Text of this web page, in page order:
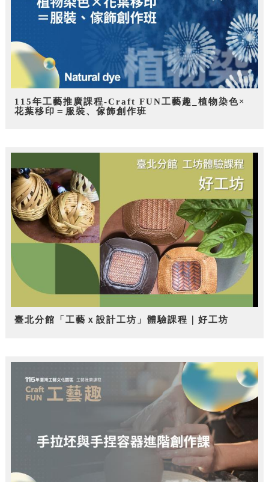
115年工藝推廣課程-Craft FUN工藝趣_植物染色×
花葉移印＝服裝、傢飾創作班
臺北分館「工藝ｘ設計工坊」體驗課程｜好工坊